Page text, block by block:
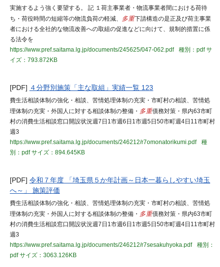
実施するよう強く要望する。 記 １荷主事業者・物流事業者間における荷待
ち・荷役時間の短縮等の物流負荷の軽減、
多重下請構造の是正及び荷主事業
者における全社的な物流改善への取組の促進などに向けて、規制的措置に係
る法令を
https://www.pref.saitama.lg.jp/documents/245625/047-062.pdf
種別：pdfサ
イズ：793.872KB
[PDF] ４分野別施策「主な取組」実績一覧 123
費生活相談体制の強化・相談、苦情処理体制の充実・市町村の相談、苦情処
理体制の充実・外国人に対する相談体制の整備・ 多重債務対策・県内63市町
村の消費生活相談窓口開設状況週7日1市週6日1市週5日50市町週4日11市町村
週3
https://www.pref.saitama.lg.jp/documents/246212/r7omonatorikumi.pdf
種
別：pdfサイズ：894.645KB
[PDF] 令和７年度 「埼玉県５か年計画～日本一暮らしやすい埼玉
へ～」 施策評価
費生活相談体制の強化・相談、苦情処理体制の充実・市町村の相談、苦情処
理体制の充実・外国人に対する相談体制の整備・ 多重債務対策・県内63市町
村の消費生活相談窓口開設状況週7日1市週6日1市週5日50市町週4日11市町村
週3
https://www.pref.saitama.lg.jp/documents/246212/r7sesakuhyoka.pdf
種別：
pdfサイズ：3063.126KB